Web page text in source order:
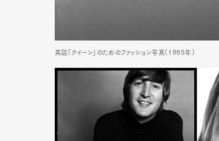
Pen
Pen
英誌「クイーン」のためのファッション写真（1965年）